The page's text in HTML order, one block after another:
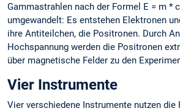
Gammastrahlen nach der Formel E = m *
umgewandelt: Es entstehen Elektronen
ihre Antiteilchen, die Positronen. Durch
Hochspannung werden die Positronen
über magnetische Felder zu den
Vier Instrumente
Vier verschiedene Instrumente nutzen die